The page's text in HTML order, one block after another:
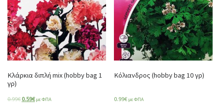
Κλάρκια διπλή mix (hobby bag 1
γρ)
0.99€ 0.59€ με ΦΠΑ
Κόλιανδρος (hobby bag 10 γρ)
0.99€ με ΦΠΑ